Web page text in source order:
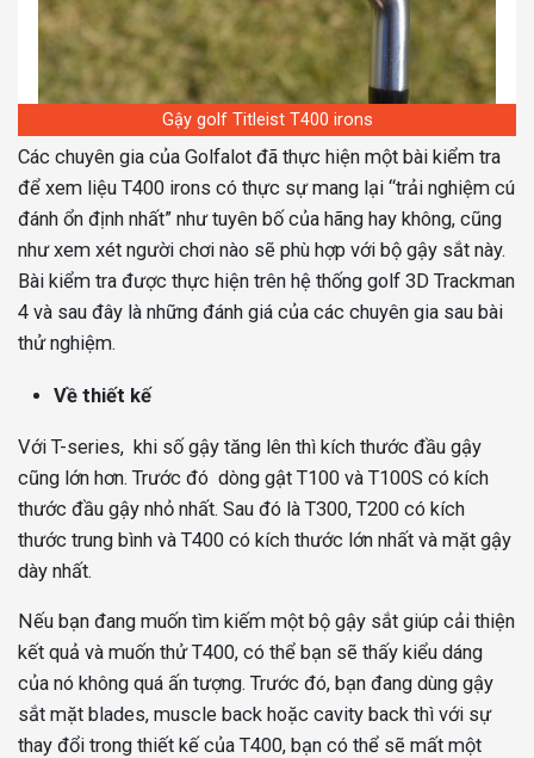
Gậy golf Titleist T400 irons
Các chuyên gia của Golfalot đã thực hiện một bài kiểm tra
để xem liệu T400 irons có thực sự mang lại “trải nghiệm cú
đánh ổn định nhất” như tuyên bố của hãng hay không, cũng
như xem xét người chơi nào sẽ phù hợp với bộ gậy sắt này.
Bài kiểm tra được thực hiện trên hệ thống golf 3D Trackman
4 và sau đây là những đánh giá của các chuyên gia sau bài
thử nghiệm.
Về thiết kế
Với T-series, khi số gậy tăng lên thì kích thước đầu gậy
cũng lớn hơn. Trước đó dòng gật T100 và T100S có kích
thước đầu gậy nhỏ nhất. Sau đó là T300, T200 có kích
thước trung bình và T400 có kích thước lớn nhất và mặt gậy
dày nhất.
Nếu bạn đang muốn tìm kiếm một bộ gậy sắt giúp cải thiện
kết quả và muốn thử T400, có thể bạn sẽ thấy kiểu dáng
của nó không quá ấn tượng. Trước đó, bạn đang dùng gậy
sắt mặt blades, muscle back hoặc cavity back thì với sự
thay đổi trong thiết kế của T400, bạn có thể sẽ mất một